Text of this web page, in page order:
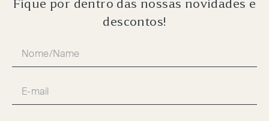
Fique por dentro das nossas novidades e
descontos!